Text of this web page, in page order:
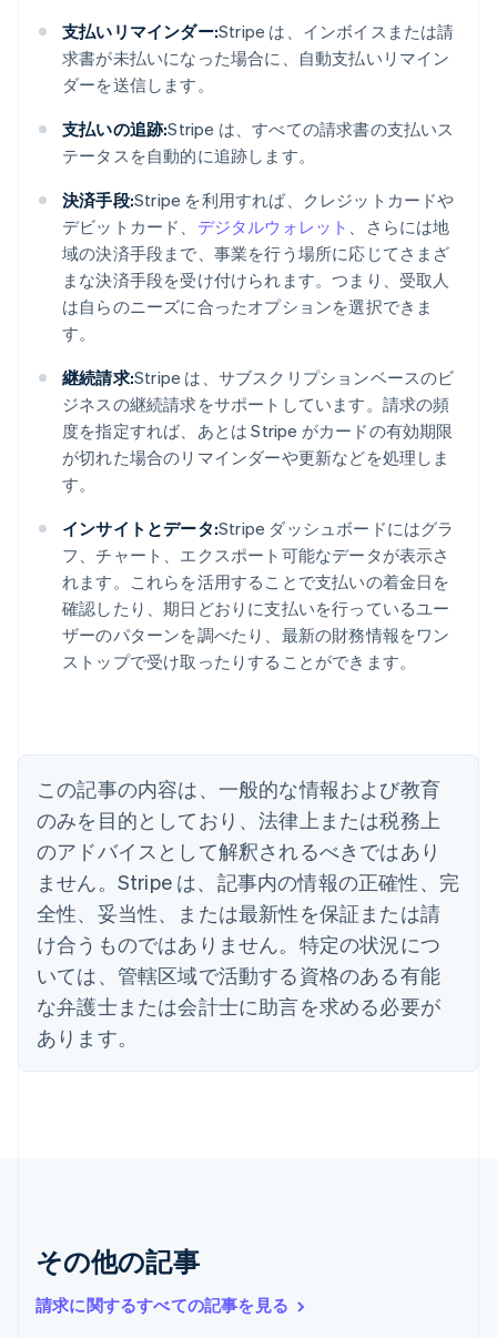
支払いリマインダー:Stripe は、インボイスまたは請
求書が未払いになった場合に、自動支払いリマイン
ダーを送信します。
支払いの追跡:Stripe は、すべての請求書の支払いス
テータスを自動的に追跡します。
決済手段:Stripe を利用すれば、クレジットカードや
デビットカード、 デジタルウォレット 、さらには地
域の決済手段まで、事業を行う場所に応じてさまざ
まな決済手段を受け付けられます。つまり、受取人
は自らのニーズに合ったオプションを選択できま
す。
継続請求:Stripe は、サブスクリプションベースのビ
ジネスの継続請求をサポートしています。請求の頻
度を指定すれば、あとは Stripe がカードの有効期限
が切れた場合のリマインダーや更新などを処理しま
す。
インサイトとデータ:Stripe ダッシュボードにはグラ
フ、チャート、エクスポート可能なデータが表示さ
れます。これらを活用することで支払いの着金日を
確認したり、期日どおりに支払いを行っているユー
ザーのパターンを調べたり、最新の財務情報をワン
ストップで受け取ったりすることができます。
この記事の内容は、一般的な情報および教育
のみを目的としており、法律上または税務上
のアドバイスとして解釈されるべきではあり
ません。Stripe は、記事内の情報の正確性、完
全性、妥当性、または最新性を保証または請
け合うものではありません。特定の状況につ
いては、管轄区域で活動する資格のある有能
な弁護士または会計士に助言を求める必要が
あります。
その他の記事
請求に関するすべての記事を見る
アイルランド
English
アメリカ
English Español简体中文
ItalianoEnglish
インド
エストニア
English
オーストラリア
English
オーストリア
DeutschEnglish
オランダ
NederlandsEnglish
カナダ
English
シンガポール
スイス